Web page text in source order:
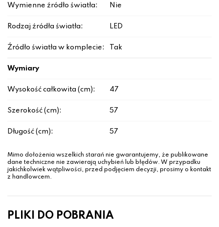
Wymienne źródło światła: Nie
Rodzaj źródła światła: LED
Źródło światła w komplecie: Tak
Wymiary
Wysokość całkowita (cm): 47
Szerokość (cm): 57
Długość (cm): 57
Mimo dołożenia wszelkich starań nie gwarantujemy, że publikowane
dane techniczne nie zawierają uchybień lub błędów. W przypadku
jakichkolwiek wątpliwości, przed podjęciem decyzji, prosimy o kontakt
z handlowcem.
PLIKI DO POBRANIA